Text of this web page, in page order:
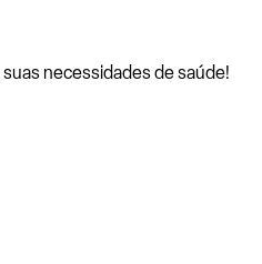
necessidades de saúde!